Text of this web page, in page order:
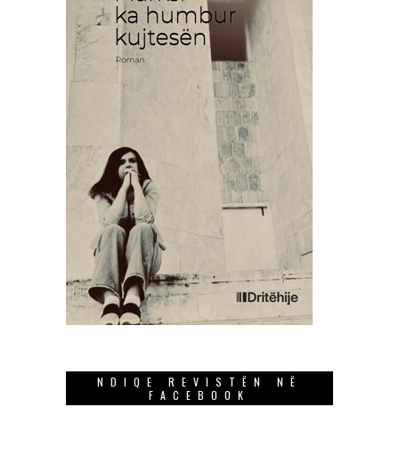
NDIQE REVISTËN NË
FACEBOOK